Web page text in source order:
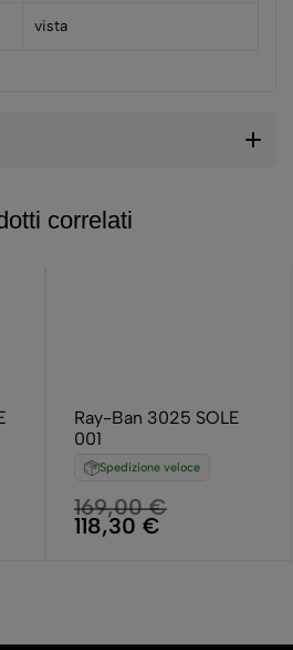
vista
correlati
Ray-Ban 3025 SOLE
001
Spedizione veloce
169,00€
118,30 €